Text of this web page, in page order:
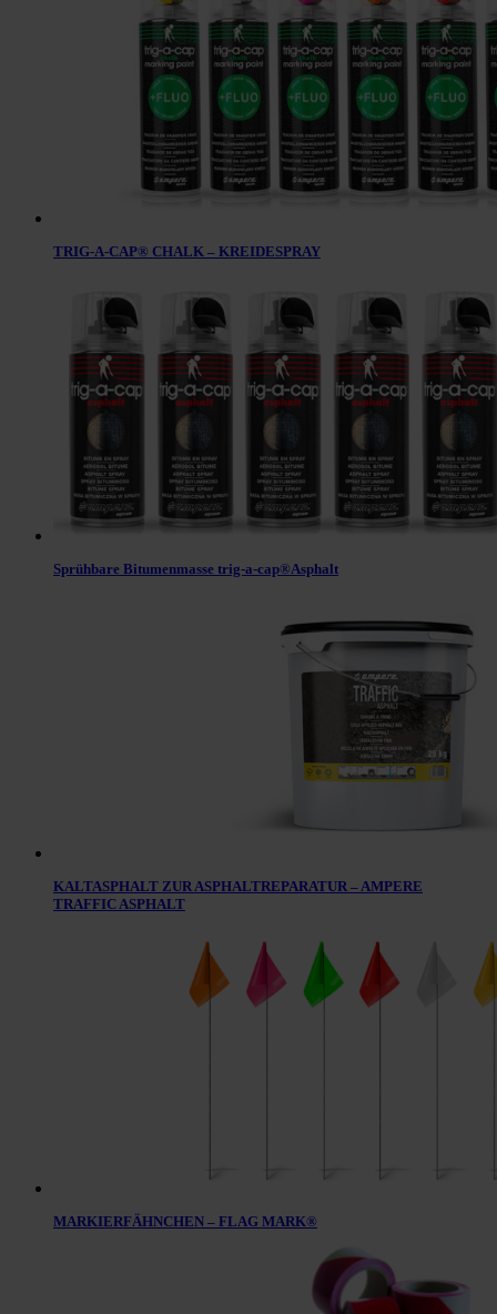
TRIG-A-CAP® CHALK – KREIDESPRAY
Sprühbare Bitumenmasse trig-a-cap®Asphalt
KALTASPHALT ZUR ASPHALTREPARATUR – AMPERE
TRAFFIC ASPHALT
MARKIERFÄHNCHEN – FLAG MARK®